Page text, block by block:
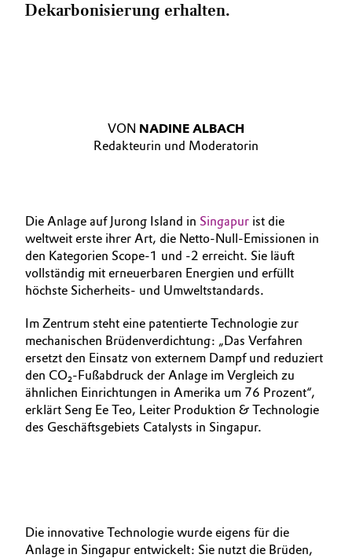
Dekarbonisierung erhalten.
VON NADINE ALBACH
Redakteurin und Moderatorin
Die Anlage auf Jurong Island in Singapur ist die
weltweit erste ihrer Art, die Netto-Null-Emissionen in
den Kategorien Scope-1 und -2 erreicht. Sie läuft
vollständig mit erneuerbaren Energien und erfüllt
höchste Sicherheits- und Umweltstandards.
Im Zentrum steht eine patentierte Technologie zur
mechanischen Brüdenverdichtung: „Das Verfahren
ersetzt den Einsatz von externem Dampf und reduziert
den CO₂-Fußabdruck der Anlage im Vergleich zu
ähnlichen Einrichtungen in Amerika um 76 Prozent“,
erklärt Seng Ee Teo, Leiter Produktion & Technologie
des Geschäftsgebiets Catalysts in Singapur.
Die innovative Technologie wurde eigens für die
Anlage in Singapur entwickelt: Sie nutzt die Brüden,